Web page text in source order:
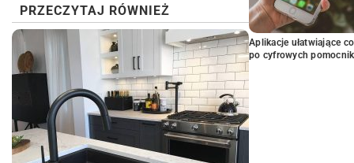
PRZECZYTAJ RÓWNIEŻ
Aplikacje ułatwiające
po cyfrowych